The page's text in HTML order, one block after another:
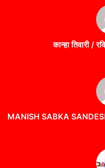
कान्हा तिवारी /
MANISH SABKA